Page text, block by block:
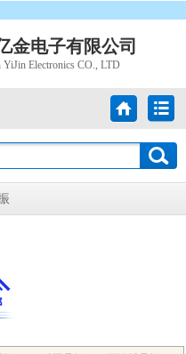
金电子有限公司
YiJin Electronics CO., LTD